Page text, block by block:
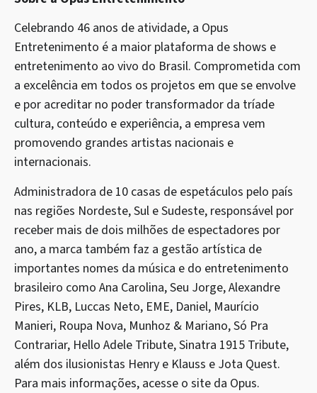
Celebrando 46 anos de atividade, a Opus
Entretenimento é a maior plataforma de shows e
entretenimento ao vivo do Brasil. Comprometida com
a excelência em todos os projetos em que se envolve
e por acreditar no poder transformador da tríade
cultura, conteúdo e experiência, a empresa vem
promovendo grandes artistas nacionais e
internacionais.
Administradora de 10 casas de espetáculos pelo país
nas regiões Nordeste, Sul e Sudeste, responsável por
receber mais de dois milhões de espectadores por
ano, a marca também faz a gestão artística de
importantes nomes da música e do entretenimento
brasileiro como Ana Carolina, Seu Jorge, Alexandre
Pires, KLB, Luccas Neto, EME, Daniel, Maurício
Manieri, Roupa Nova, Munhoz & Mariano, Só Pra
Contrariar, Hello Adele Tribute, Sinatra 1915 Tribute,
além dos ilusionistas Henry e Klauss e Jota Quest.
Para mais informações, acesse o site da Opus.